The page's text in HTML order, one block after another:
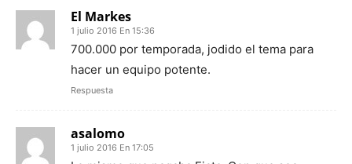
El Markes
1 julio 2016 En 15:36
700.000 por temporada, jodido el tema para
hacer un equipo potente.
Respuesta
asalomo
1 julio 2016 En 17:05